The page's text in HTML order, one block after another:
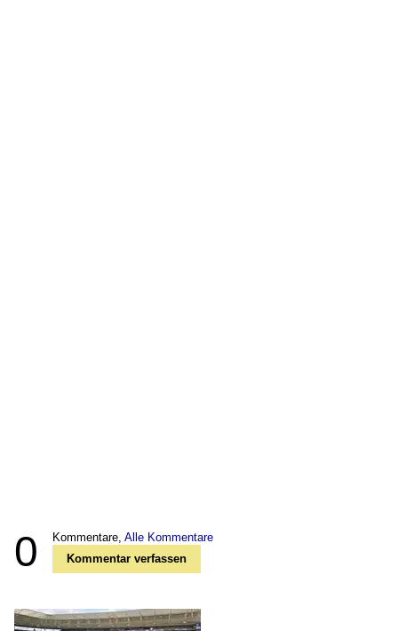
0 Kommentare, Alle Kommentare
Kommentar verfassen